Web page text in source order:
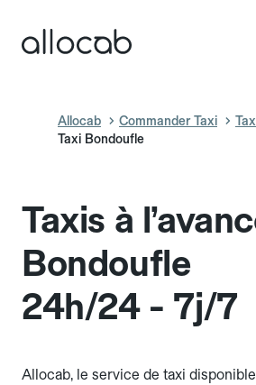
Allocab Commander Taxi
Taxi Bondoufle
Taxis à
Bondoufle
24h/24 - 7j/7
Allocab, le service de taxi